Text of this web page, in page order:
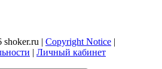
| Copyright Notice |
| Личный кабинет